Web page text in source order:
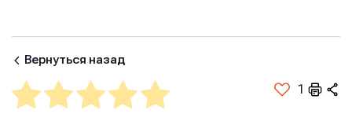
Вернуться назад
1